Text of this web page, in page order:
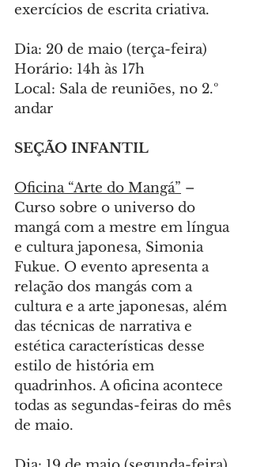
exercícios de escrita criativa.
Dia: 20 de maio (terça-feira)
Horário: 14h às 17h
Local: Sala de reuniões, no 2.º
andar
SEÇÃO INFANTIL
Oficina “Arte do Mangá” –
Curso sobre o universo do
mangá com a mestre em língua
e cultura japonesa, Simonia
Fukue. O evento apresenta a
relação dos mangás com a
cultura e a arte japonesas, além
das técnicas de narrativa e
estética características desse
estilo de história em
quadrinhos. A oficina acontece
todas as segundas-feiras do mês
de maio.